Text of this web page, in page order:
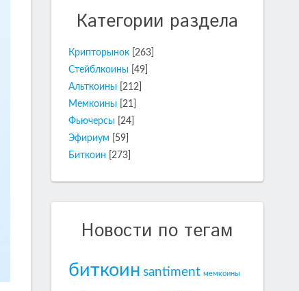
Категории раздела
Крипторынок [263]
Стейблкоины [49]
Альткоины [212]
Мемкоины [21]
Фьючерсы [24]
Эфириум
[59]
Биткоин
[273]
Новости по тегам
биткоин santiment мемкоины